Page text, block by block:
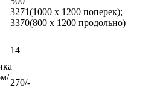
3271(1000 х 1200 поперек);
3370(800 х 1200 продольно)
14
270/-